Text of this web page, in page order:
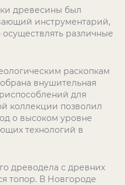
древесины был
инструментарий,
различные
раскопкам
внушительная
для
коллекции позволил
о высоком уровне
технологий в
древодела с древних
топор. В Новгороде